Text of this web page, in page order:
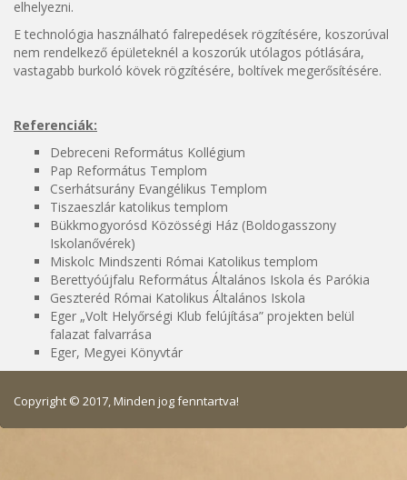
elhelyezni.
E technológia használható falrepedések rögzítésére, koszorúval
nem rendelkező épületeknél a koszorúk utólagos pótlására,
vastagabb burkoló kövek rögzítésére, boltívek megerősítésére.
Referenciák:
Debreceni Református Kollégium
Pap Református Templom
Cserhátsurány Evangélikus Templom
Tiszaeszlár katolikus templom
Bükkmogyorósd Közösségi Ház (Boldogasszony
Iskolanővérek)
Miskolc Mindszenti Római Katolikus templom
Berettyóújfalu Református Általános Iskola és Parókia
Geszteréd Római Katolikus Általános Iskola
Eger „Volt Helyőrségi Klub felújítása” projekten belül
falazat falvarrása
Eger, Megyei Könyvtár
Copyright © 2017, Minden jog fenntartva!